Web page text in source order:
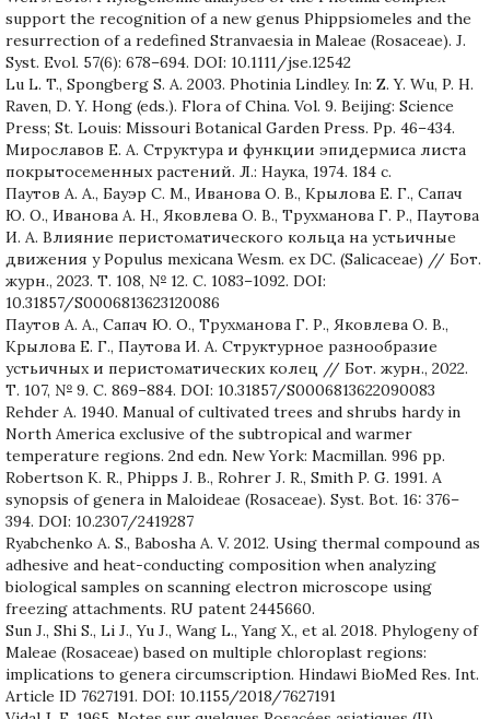
support the recognition of a new genus Phippsiomeles and the
resurrection of a redefined Stranvaesia in Maleae (Rosaceae). J.
Syst. Evol. 57(6): 678–694. DOI: 10.1111/jse.12542
Lu L. T., Spongberg S. A. 2003. Photinia Lindley. In: Z. Y. Wu, P. H.
Raven, D. Y. Hong (eds.). Flora of China. Vol. 9. Beijing: Science
Press; St. Louis: Missouri Botanical Garden Press. Pp. 46–434.
Мирославов Е. А. Структура и функции эпидермиса листа
покрытосеменных растений. Л.: Наука, 1974. 184 c.
Паутов А. А., Бауэр С. М., Иванова О. В., Крылова Е. Г., Сапач
Ю. О., Иванова А. Н., Яковлева О. В., Трухманова Г. Р., Паутова
И. А. Влияние перистоматического кольца на устьичные
движения у Populus mexicana Wesm. ex DC. (Salicaceae) // Бот.
журн., 2023. Т. 108, № 12. С. 1083–1092. DOI:
10.31857/S0006813623120086
Паутов А. А., Сапач Ю. О., Трухманова Г. Р., Яковлева О. В.,
Крылова Е. Г., Паутова И. А. Структурное разнообразие
устьичных и перистоматических колец // Бот. журн., 2022.
Т. 107, № 9. С. 869–884. DOI: 10.31857/S0006813622090083
Rehder A. 1940. Manual of cultivated trees and shrubs hardy in
North America exclusive of the subtropical and warmer
temperature regions. 2nd edn. New York: Macmillan. 996 pp.
Robertson K. R., Phipps J. B., Rohrer J. R., Smith P. G. 1991. A
synopsis of genera in Maloideae (Rosaceae). Syst. Bot. 16: 376–
394. DOI: 10.2307/2419287
Ryabchenko A. S., Babosha A. V. 2012. Using thermal compound as
adhesive and heat-conducting composition when analyzing
biological samples on scanning electron microscope using
freezing attachments. RU patent 2445660.
Sun J., Shi S., Li J., Yu J., Wang L., Yang X., et al. 2018. Phylogeny of
Maleae (Rosaceae) based on multiple chloroplast regions:
implications to genera circumscription. Hindawi BioMed Res. Int.
Article ID 7627191. DOI: 10.1155/2018/7627191